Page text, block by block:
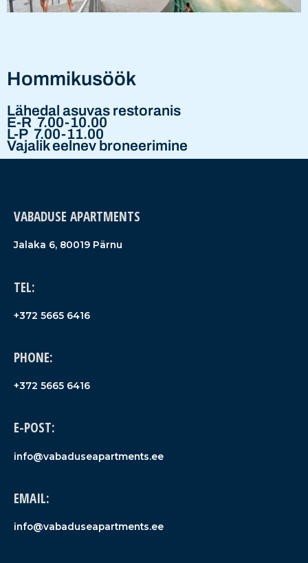
Hommikusöök
Lähedal asuvas restoranis
E-R 7.00-10.00
L-P 7.00-11.00
Vajalik eelnev broneerimine
VABADUSE APARTMENTS
Jalaka 6, 80019 Pärnu
TEL:
+372 5665 6416
PHONE:
+372 5665 6416
E-POST:
info@vabaduseapartments.ee
EMAIL:
info@vabaduseapartments.ee